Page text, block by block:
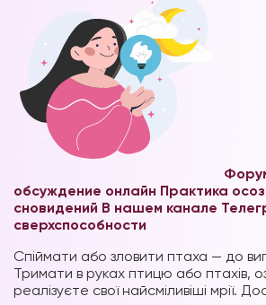
обсуждение онлайн Практика
сновидений В нашем канале
сверхспособности
Спіймати або зловити птаха — до
Тримати в руках птицю або птахів,
реалізуєте свої найсміливіші мрії.